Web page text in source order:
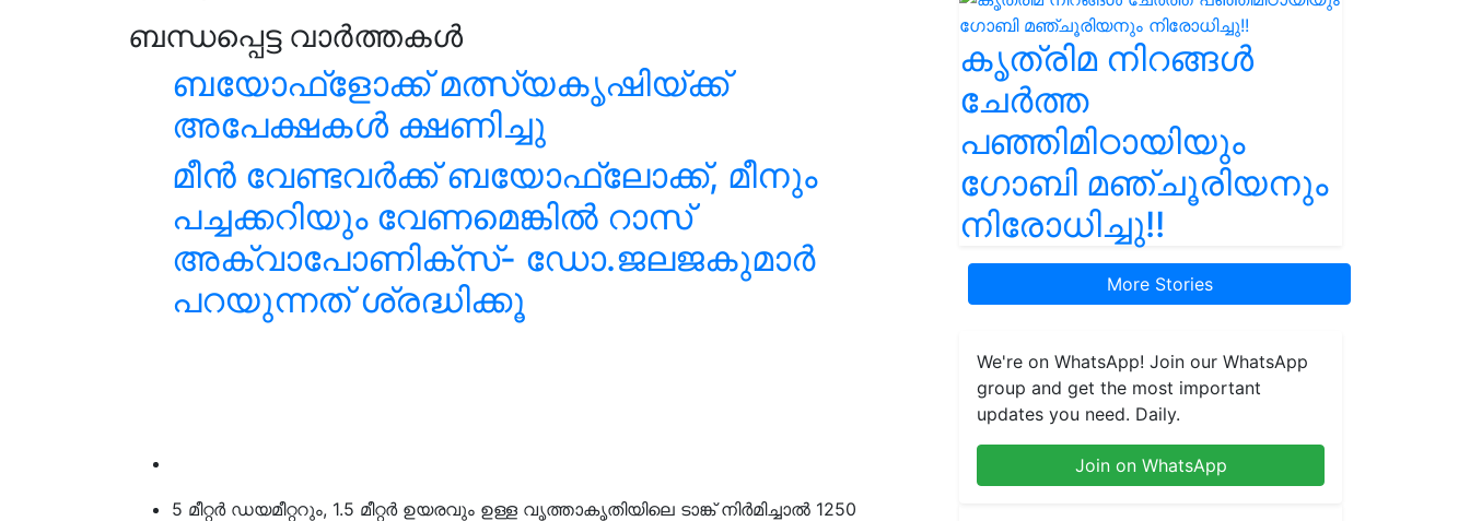
ബന്ധപ്പെട്ട വാർത്തകൾ
ബയോഫ്ളോക്ക് മത്സ്യകൃഷിയ്ക്ക്
അപേക്ഷകൾ ക്ഷണിച്ചു
മീന്‍ വേണ്ടവര്‍ക്ക് ബയോഫ്‌ലോക്ക്, മീനും
പച്ചക്കറിയും വേണമെങ്കില്‍ റാസ്
അക്വാപോണിക്‌സ്- ഡോ.ജലജകുമാര്‍
പറയുന്നത് ശ്രദ്ധിക്കൂ
5 മീറ്റർ ഡയമീറ്ററും, 1.5 മീറ്റർ ഉയരവും ഉള്ള വൃത്താകൃതിയിലെ ടാങ്ക് നിർമിച്ചാൽ 1250
കൃത്രിമ നിറങ്ങൾ
ചേർത്ത
പഞ്ഞിമിഠായിയും
ഗോബി മഞ്ചൂരിയനും
നിരോധിച്ചു!!
More Stories
We're on WhatsApp! Join our WhatsApp
group and get the most important
updates you need. Daily.
Join on WhatsApp